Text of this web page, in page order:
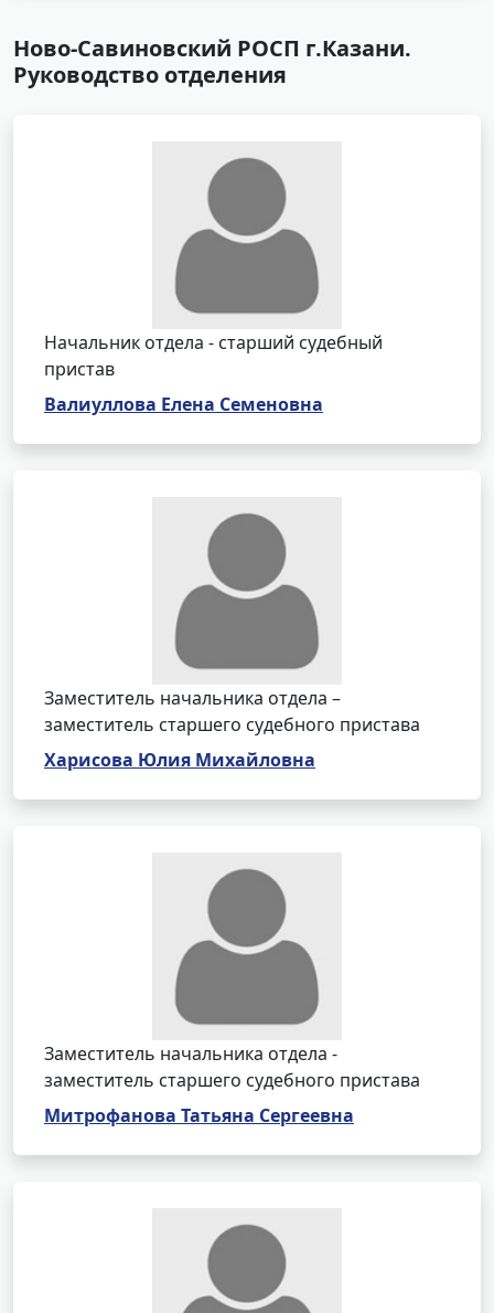
Ново-Савиновский РОСП г.Казани.
Руководство отделения
Начальник отдела - старший судебный
пристав
Валиуллова Елена Семеновна
Заместитель начальника отдела –
заместитель старшего судебного пристава
Харисова Юлия Михайловна
Заместитель начальника отдела -
заместитель старшего судебного пристава
Митрофанова Татьяна Сергеевна